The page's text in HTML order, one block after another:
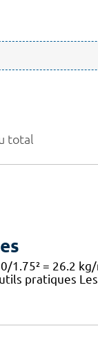
total
1.75² = 26.2
pratiques